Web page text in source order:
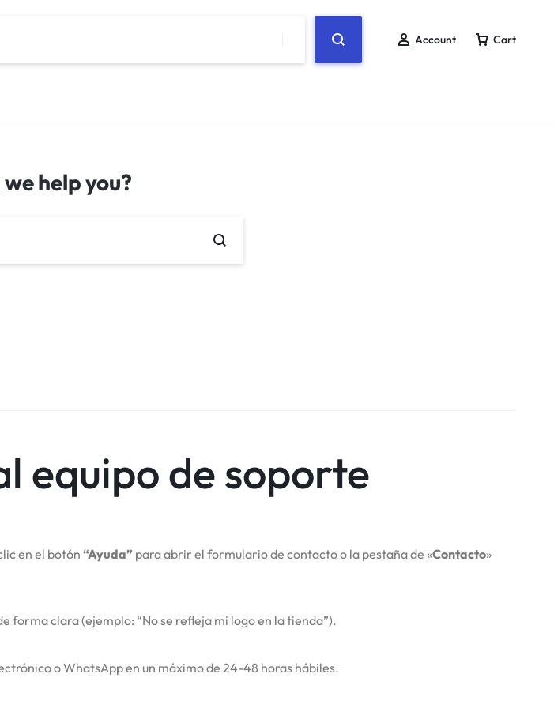
Account Cart
help you?
equipo de soporte
en el botón“Ayuda” para abrir el formulario de contacto o la pestaña de «Contacto»
forma clara (ejemplo: “No se refleja mi logo en la tienda”).
o WhatsApp en un máximo de 24-48 horas hábiles.